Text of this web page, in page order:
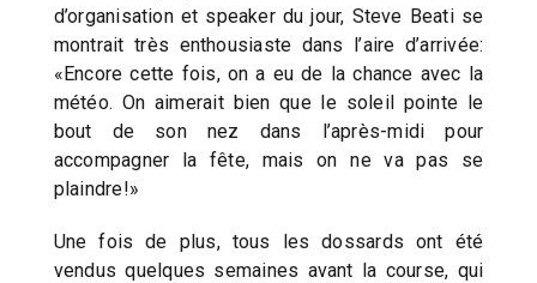
d’organisation et speaker du jour, Steve Beati se
montrait très enthousiaste dans l’aire d’arrivée:
«Encore cette fois, on a eu de la chance avec la
météo. On aimerait bien que le soleil pointe le
bout de son nez dans l’après-midi pour
accompagner la fête, mais on ne va pas se
plaindre!»
Une fois de plus, tous les dossards ont été
vendus quelques semaines avant la course, qui